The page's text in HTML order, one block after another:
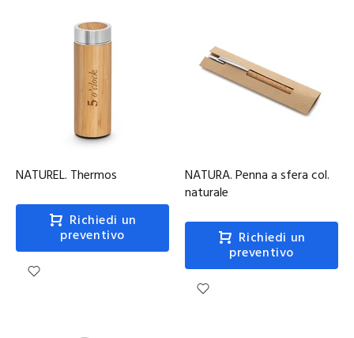
NATUREL. Thermos
Richiedi un
preventivo
NATURA. Penna a sfera col.
naturale
Richiedi un
preventivo